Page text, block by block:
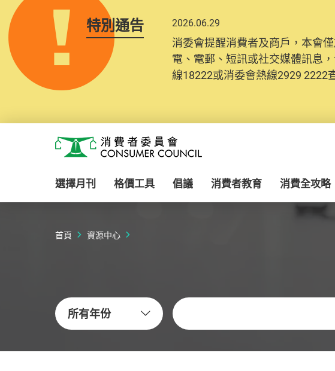
特別通告 2026.06.29
消委會提醒消費者及商戶，本會
電、電郵、短訊或社交媒體訊息
線18222或消委會熱線2929 2222
消費者委員會
選擇月刊 格價工具 倡議 消費者教育 消費全攻略
首頁 資源中心
所有年份
關鍵字